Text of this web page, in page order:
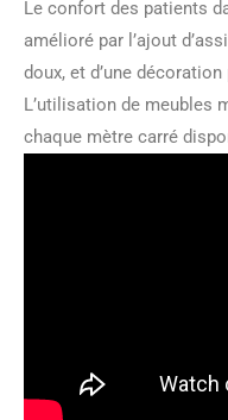
Le confort des patients
amélioré par l’ajout
doux, et d’une
L’utilisation de meubles
chaque mètre carré